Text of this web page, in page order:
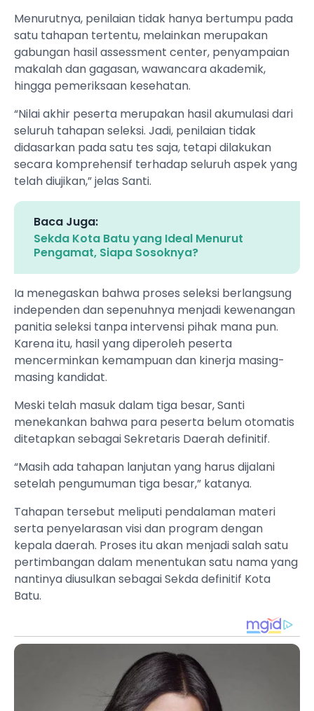
Menurutnya, penilaian tidak hanya bertumpu pada
satu tahapan tertentu, melainkan merupakan
gabungan hasil assessment center, penyampaian
makalah dan gagasan, wawancara akademik,
hingga pemeriksaan kesehatan.
“Nilai akhir peserta merupakan hasil akumulasi dari
seluruh tahapan seleksi. Jadi, penilaian tidak
didasarkan pada satu tes saja, tetapi dilakukan
secara komprehensif terhadap seluruh aspek yang
telah diujikan,” jelas Santi.
Baca Juga:
Sekda Kota Batu yang Ideal Menurut
Pengamat, Siapa Sosoknya?
Ia menegaskan bahwa proses seleksi berlangsung
independen dan sepenuhnya menjadi kewenangan
panitia seleksi tanpa intervensi pihak mana pun.
Karena itu, hasil yang diperoleh peserta
mencerminkan kemampuan dan kinerja masing-
masing kandidat.
Meski telah masuk dalam tiga besar, Santi
menekankan bahwa para peserta belum otomatis
ditetapkan sebagai Sekretaris Daerah definitif.
“Masih ada tahapan lanjutan yang harus dijalani
setelah pengumuman tiga besar,” katanya.
Tahapan tersebut meliputi pendalaman materi
serta penyelarasan visi dan program dengan
kepala daerah. Proses itu akan menjadi salah satu
pertimbangan dalam menentukan satu nama yang
nantinya diusulkan sebagai Sekda definitif Kota
Batu.